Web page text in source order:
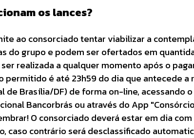
os lances?
ao consorciado tentar viabilizar a
do grupo e podem ser ofertados em
realizada a qualquer momento após o
permitido é até 23h59 do dia que antecede a
de Brasília/DF) de forma on-line, acessando
Bancorbrás ou através do App
O consorciado deverá estar em dia
caso contrário será desclassificado